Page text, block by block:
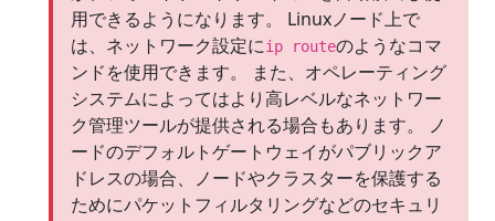
用できるようになります。 Linuxノード上で
は、ネットワーク設定にip routeのようなコマ
ンドを使用できます。 また、オペレーティング
システムによってはより高レベルなネットワー
ク管理ツールが提供される場合もあります。 ノ
ードのデフォルトゲートウェイがパブリックア
ドレスの場合、ノードやクラスターを保護する
ためにパケットフィルタリングなどのセキュリ